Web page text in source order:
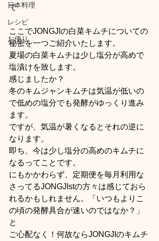
日本料理
レシピ
お便り
で
ここでJONGJIの白菜キムチについての
秘密を一つご紹介いたします。
夏場の白菜キムチは少し塩分が高めで
塩漬けを致します。
感じましたか？
冬のキムジャンキムチは気温が低いの
で低めの塩分でも発酵がゆっくり進み
ます。
ですが、気温が暑くなるとそれの逆に
なります。
即ち、今は少し塩分の高めのキムチに
なるってことです。
にもかかわらず、定期便を毎月利用な
さってるJONGJIstの方々は感じておら
れるかもしれません。「いつもよりこ
の頃の発酵具合が速いのではなか？」
と
ご心配なく！何故ならJONGJIのキムチ